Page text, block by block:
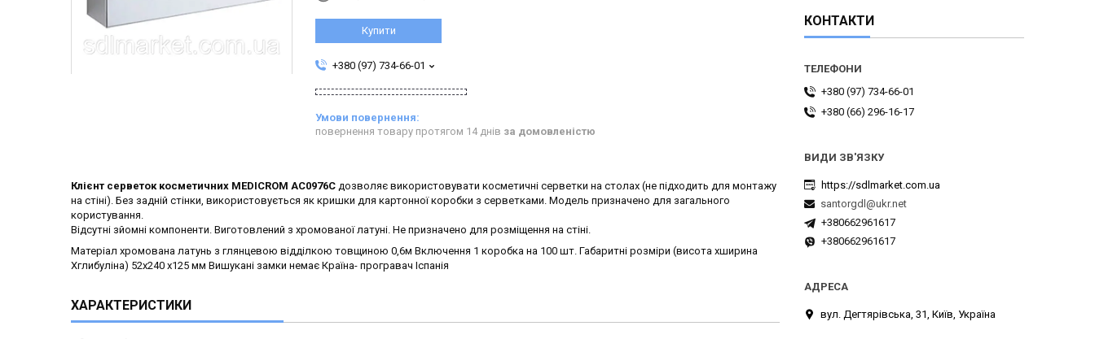
Купити
+380 (97) 734-66-01
повернення товару протягом 14 днів за домовленістю
Клієнт серветок косметичних MEDICROM AC0976C дозволяє використовувати косметичні серветки на столах (не підходить для монтажу
на стіні). Без задній стінки, використовується як кришки для картонної коробки з серветками. Модель призначено для загального
користування.
Відсутні зйомні компоненти. Виготовлений з хромованої латуні. Не призначено для розміщення на стіні.
Матеріал хромована латунь з глянцевою відділкою товщиною 0,6м Включення 1 коробка на 100 шт. Габаритні розміри (висота xширина
Хглибуліна) 52х240 x125 мм Вишукані замки немає Країна- програвач Іспанія
ХАРАКТЕРИСТИКИ
КОНТАКТИ
+380 (97) 734-66-01
+380 (66) 296-16-17
https://sdlmarket.com.ua
santorgdl@ukr.net
+380662961617
+380662961617
вул. Дегтярівська, 31, Київ, Україна